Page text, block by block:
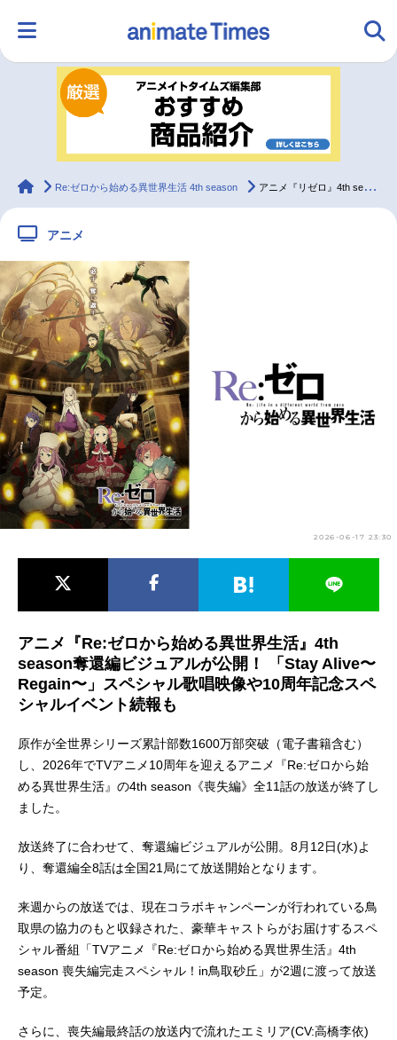
ランキング アニメ
ラジオ グッズ
2.5次元 配信・Vtuber
最新記事一覧
アニメ記事一覧 声優記事一覧
アニメ映画一覧 実写化映画一覧
今期アニメ曜日別一覧
春アニメ
男性声優/女性声優一覧
animateTimes
Re:ゼロから始める異世界生活 4th season アニメ『リゼロ』4th season奪還編ビジュアルが公開
アニメ
2026-06-17 23:30
アニメ『Re:ゼロから始める異世界生活』4th
season奪還編ビジュアルが公開！ 「Stay Alive〜
Regain〜」スペシャル歌唱映像や10周年記念スペ
シャルイベント続報も
原作が全世界シリーズ累計部数1600万部突破（電子書籍含む）
し、2026年でTVアニメ10周年を迎えるアニメ『Re:ゼロから始
める異世界生活』の4th season《喪失編》全11話の放送が終了し
ました。
放送終了に合わせて、奪還編ビジュアルが公開。8月12日(水)よ
り、奪還編全8話は全国21局にて放送開始となります。
来週からの放送では、現在コラボキャンペーンが行われている鳥
取県の協力のもと収録された、豪華キャストらがお届けするスペ
シャル番組「TVアニメ『Re:ゼロから始める異世界生活』4th
season 喪失編完走スペシャル！in鳥取砂丘」が2週に渡って放送
予定。
さらに、喪失編最終話の放送内で流れたエミリア(CV:高橋李依)